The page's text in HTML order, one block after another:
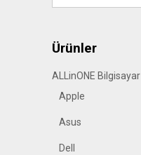
Ürünler
ALLinONE Bilgisayar
Apple
Asus
Dell